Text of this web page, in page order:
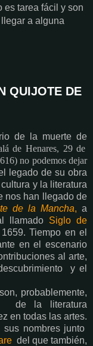
es tarea fácil y son
a alguna
QUIJOTE DE
de la muerte de
de Henares, 29 de
no podemos dejar
legado de su obra
y la literatura
nos han llegado de
de la Mancha, a
llamado Siglo de
Tiempo en el
en el escenario
al arte,
y el
son, probablemente,
de la literatura
en todas las artes.
sus nombres junto
del que también,